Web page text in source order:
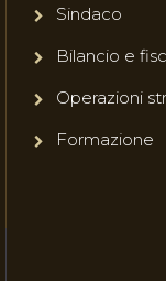
Sindaco
Bilancio e
Operazioni
Formazione